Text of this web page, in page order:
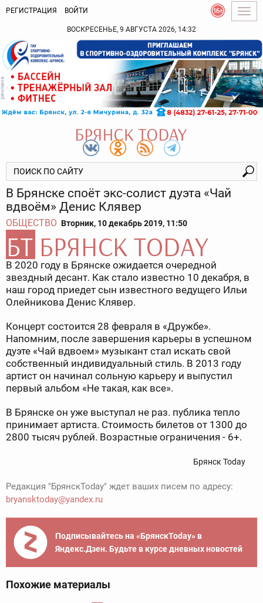
РЕГИСТРАЦИЯ ВОЙТИ
ВОСКРЕСЕНЬЕ, 9 АВГУСТА 2026, 14:32
В Брянске споёт экс-солист дуэта «Чай
вдвоём» Денис Клявер
ОБЩЕСТВО Вторник, 10 декабрь 2019, 11:50
В 2020 году в Брянске ожидается очередной
звездный десант. Как стало известно 10 декабря, в
наш город приедет сын известного ведущего Ильи
Олейникова Денис Клявер.
Концерт состоится 28 февраля в «Дружбе».
Напомним, после завершения карьеры в успешном
дуэте «Чай вдвоем» музыкант стал искать свой
собственный индивидуальный стиль. В 2013 году
артист он начинал сольную карьеру и выпустил
первый альбом «Не такая, как все».
В Брянске он уже выступал не раз. публика тепло
принимает артиста. Стоимость билетов от 1300 до
2800 тысяч рублей. Возрастные ограничения - 6+.
Брянск Today
Редакция "БрянскToday" ждет ваших писем по адресу:
bryansktoday@yandex.ru
Подписывайтесь на «БрянскToday» в
Яндекс.Дзен. Будьте в курсе дневных новостей
Похожие материалы